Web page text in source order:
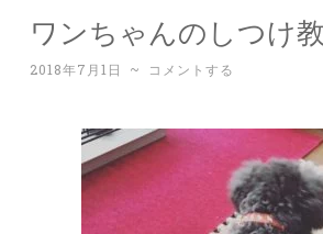
ワンちゃんのしつけ
2018年7月1日 ~ コメントする